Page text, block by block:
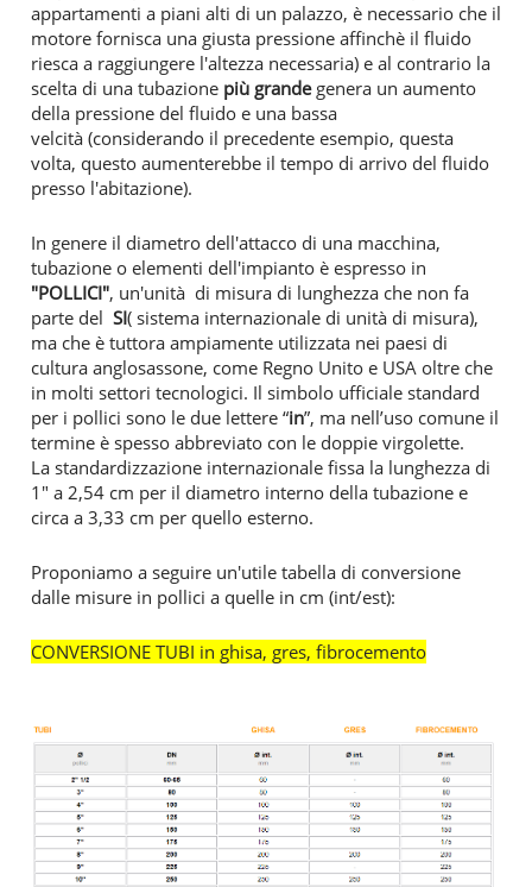
appartamenti a piani alti di un palazzo, è necessario che il
motore fornisca una giusta pressione affinchè il fluido
riesca a raggiungere l'altezza necessaria) e al contrario la
scelta di una tubazione più grandegenera un aumento
della pressione del fluido e una bassa
velcità (considerando il precedente esempio, questa
volta, questo aumenterebbe il tempo di arrivo del fluido
presso l'abitazione).
In genere il diametro dell'attacco di una macchina,
tubazione o elementi dell'impianto è espresso in
"POLLICI", un'unità di misura di lunghezza che non fa
parte del SI( sistema internazionale di unità di misura),
ma che è tuttora ampiamente utilizzata nei paesi di
cultura anglosassone, come Regno Unito e USA oltre che
in molti settori tecnologici. Il simbolo ufficiale standard
per i pollici sono le due lettere “in”, ma nell’uso comune il
termine è spesso abbreviato con le doppie virgolette.
La standardizzazione internazionale fissa la lunghezza di
1" a 2,54 cm per il diametro interno della tubazione e
circa a 3,33 cm per quello esterno.
Proponiamo a seguire un'utile tabella di conversione
dalle misure in pollici a quelle in cm (int/est):
CONVERSIONE TUBI in ghisa, gres, fibrocemento